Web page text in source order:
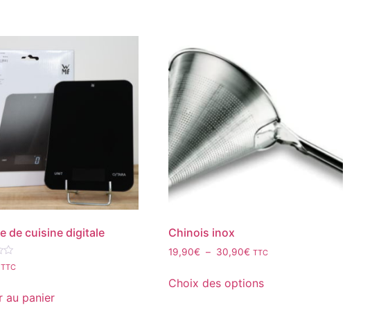
de cuisine digitale
TTC
au panier
Chinois inox
19,90€ – 30,90€ TTC
Choix des options